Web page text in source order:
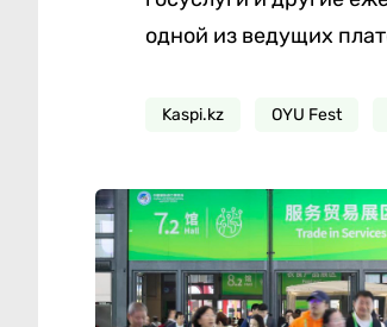
одной из ведущих
Kaspi.kz OYU Fest